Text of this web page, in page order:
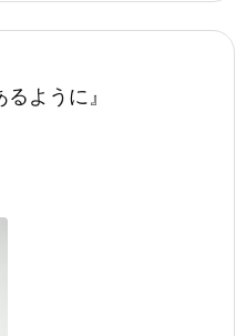
ように』